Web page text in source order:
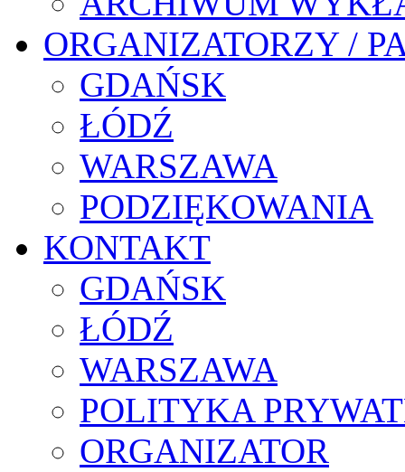
ORGANIZATORZY /
GDAŃSK
ŁÓDŹ
WARSZAWA
PODZIĘKOWANIA
KONTAKT
GDAŃSK
ŁÓDŹ
WARSZAWA
POLITYKA
ORGANIZATOR